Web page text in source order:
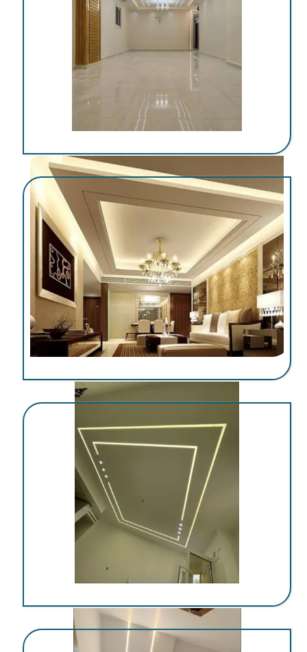
اجرای کناف در کرمان
اجرای کناف در کرمان
اجرای کناف در کرمان